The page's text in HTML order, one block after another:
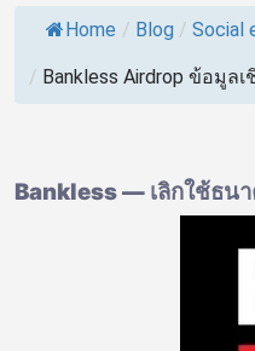
Home / Blog / Social
/ Bankless Airdrop ข้อมูลเ
Bankless — เลิกใช้ธน